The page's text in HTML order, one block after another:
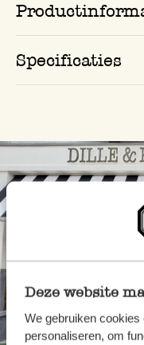
Deze website
We gebruiken
personaliseren, om
Specificaties
Altijd in